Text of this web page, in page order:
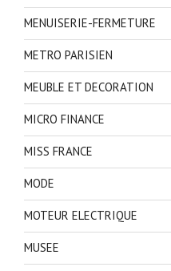
MENUISERIE-FERMETURE
METRO PARISIEN
MEUBLE ET DECORATION
MICRO FINANCE
MISS FRANCE
MODE
MOTEUR ELECTRIQUE
MUSEE